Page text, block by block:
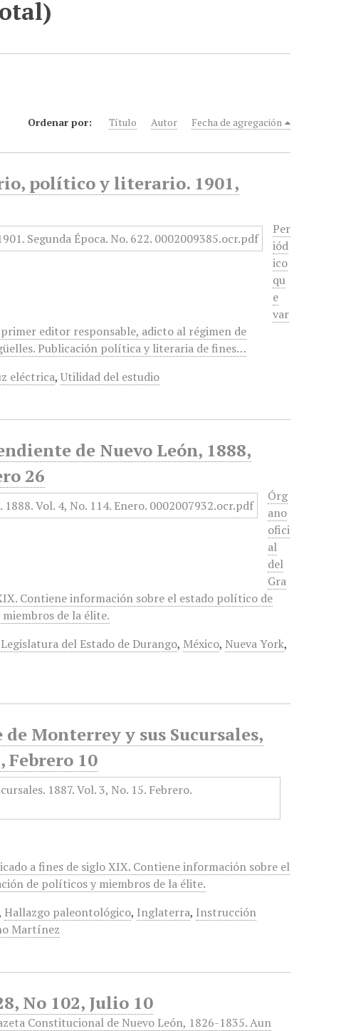
Ordenar por: Título Autor Fecha de agregación
político y literario. 1901,
Per
iód
ico
qu
e
var
editor responsable, adicto al régimen de
Publicación política y literaria de fines…
eléctrica,Utilidad del estudio
de Nuevo León, 1888,
26
Órg
ano
ofici
al
del
Gra
Contiene información sobre el estado político de
de la élite.
Legislatura del Estado de Durango, México, Nueva York,
Monterrey y sus Sucursales,
Febrero 10
a fines de siglo XIX. Contiene información sobre el
de políticos y miembros de la élite.
Hallazgo paleontológico, Inglaterra, Instrucción
Martínez
No 102, Julio 10
Constitucional de Nuevo León, 1826-1835. Aun